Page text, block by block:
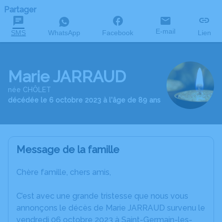
Partager
SMS WhatsApp Facebook E-mail Lien
Marie JARRAUD
née CHÔLET
décédée le 6 octobre 2023 à l'âge de 89 ans
Message de la famille
Chère famille, chers amis,
C’est avec une grande tristesse que nous vous
annonçons le décès de Marie JARRAUD survenu le
vendredi 06 octobre 2023 à Saint-Germain-les-